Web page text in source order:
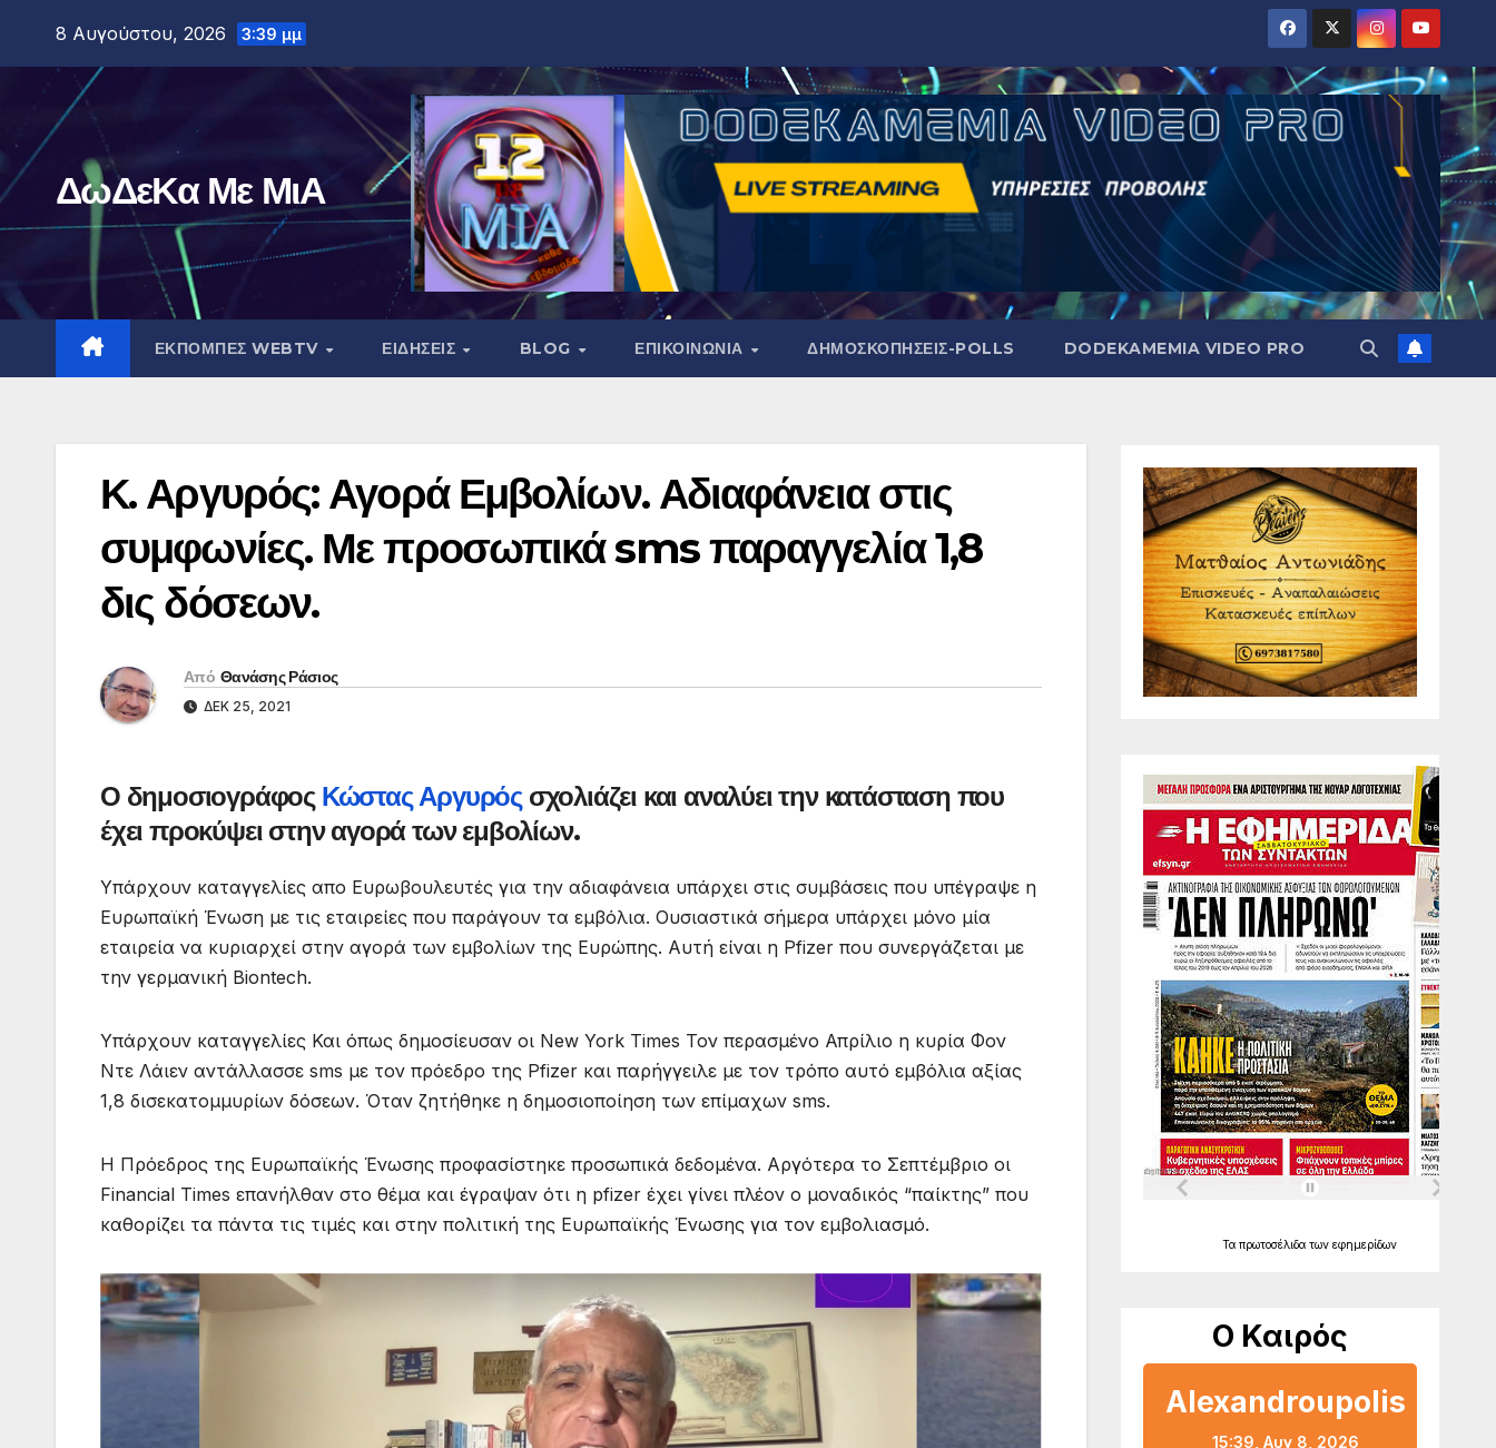
περιεχόμενο
8 Αυγούστου, 2026 3:39 μμ
ΔωΔεΚα Με ΜιΑ
ΕΚΠΟΜΠΕΣ WEBTV ΕΙΔΗΣΕΙΣ BLOG ΕΠΙΚΟΙΝΩΝΙΑ ΔΗΜΟΣΚΟΠΉΣΕΙΣ-POLLS DODEKAMEMIA VIDEO PRO
Κ. Αργυρός: Αγορά Εμβολίων. Αδιαφάνεια στις
συμφωνίες. Με προσωπικά sms παραγγελία 1,8
δις δόσεων.
Από Θανάσης Ράσιος
ΔΕΚ 25, 2021
Ο δημοσιογράφος Κώστας Αργυρόςσχολιάζει και αναλύει την κατάσταση που
έχει προκύψει στην αγορά των εμβολίων.
Υπάρχουν καταγγελίες απο Ευρωβουλευτές για την αδιαφάνεια υπάρχει στις συμβάσεις που υπέγραψε η
Ευρωπαϊκή Ένωση με τις εταιρείες που παράγουν τα εμβόλια. Ουσιαστικά σήμερα υπάρχει μόνο μία
εταιρεία να κυριαρχεί στην αγορά των εμβολίων της Ευρώπης. Αυτή είναι η Pfizer που συνεργάζεται με
την γερμανική Biontech.
Υπάρχουν καταγγελίες Και όπως δημοσίευσαν οι New York Times Τον περασμένο Απρίλιο η κυρία Φον
Ντε Λάιεν αντάλλασσε sms με τον πρόεδρο της Pfizer και παρήγγειλε με τον τρόπο αυτό εμβόλια αξίας
1,8 δισεκατομμυρίων δόσεων. Όταν ζητήθηκε η δημοσιοποίηση των επίμαχων sms.
Η Πρόεδρος της Ευρωπαϊκής Ένωσης προφασίστηκε προσωπικά δεδομένα. Αργότερα το Σεπτέμβριο οι
Financial Times επανήλθαν στο θέμα και έγραψαν ότι η pfizer έχει γίνει πλέον ο μοναδικός “παίκτης” που
καθορίζει τα πάντα τις τιμές και στην πολιτική της Ευρωπαϊκής Ένωσης για τον εμβολιασμό.
Τα πρωτοσέλιδα των εφημερίδων
Ο Καιρός
Alexandroupolis
15:39, Αυγ 8, 2026